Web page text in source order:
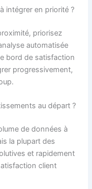
intégrer en priorité ?
priorisez
automatisée
bord de satisfaction
progressivement,
au départ ?
de données à
la plupart des
et rapidement
client